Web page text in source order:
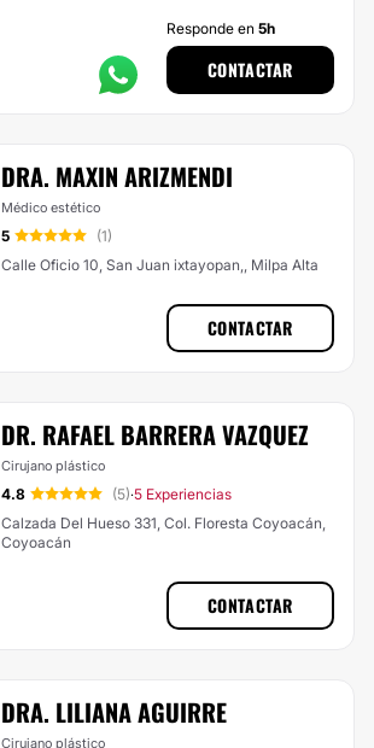
Responde en 5h
CONTACTAR
DRA. MAXIN ARIZMENDI
Médico estético
5
(1)
Calle Oficio 10, San Juan ixtayopan,, Milpa Alta
CONTACTAR
DR. RAFAEL BARRERA VAZQUEZ
Cirujano plástico
4.8 (5)·5 Experiencias
Calzada Del Hueso 331, Col. Floresta Coyoacán,
Coyoacán
CONTACTAR
DRA. LILIANA AGUIRRE
Cirujano plástico